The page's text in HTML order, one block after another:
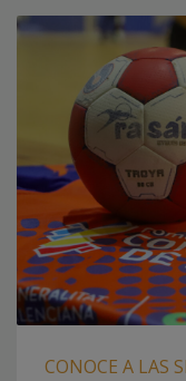
CONOCE A LAS